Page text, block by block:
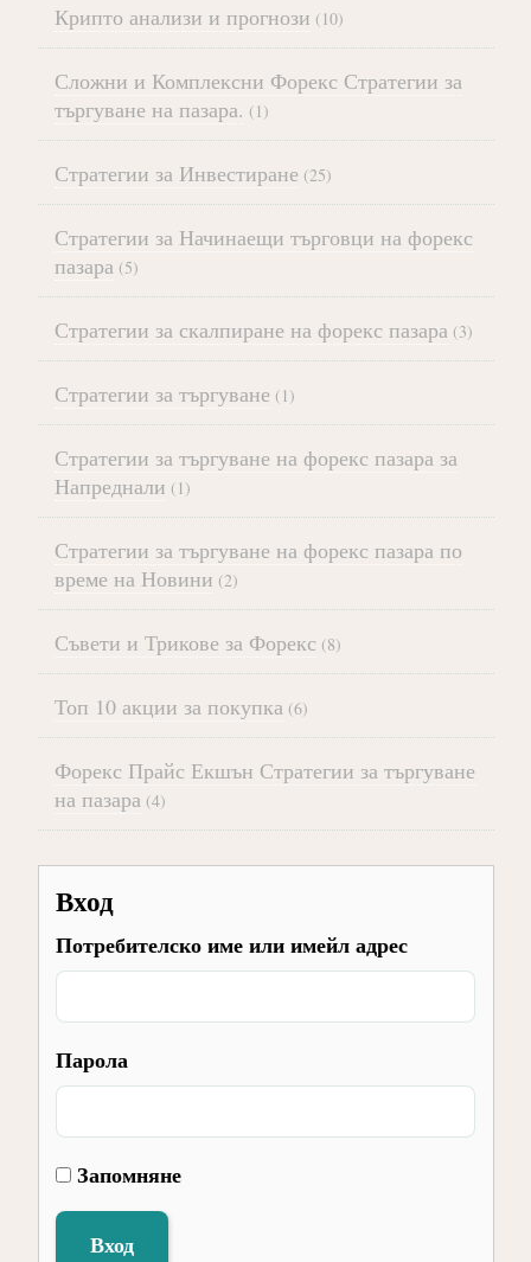
Крипто анализи и прогнози (10)
Сложни и Комплексни Форекс Стратегии за
търгуване на пазара. (1)
Стратегии за Инвестиране (25)
Стратегии за Начинаещи търговци на форекс
пазара (5)
Стратегии за скалпиране на форекс пазара (3)
Стратегии за търгуване (1)
Стратегии за търгуване на форекс пазара за
Напреднали (1)
Стратегии за търгуване на форекс пазара по
време на Новини (2)
Съвети и Трикове за Форекс (8)
Топ 10 акции за покупка (6)
Форекс Прайс Екшън Стратегии за търгуване
на пазара (4)
Вход
Потребителско име или имейл адрес
Парола
Запомняне
Вход